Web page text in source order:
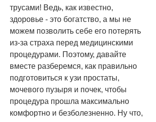
трусами! Ведь, как известно,
здоровье - это богатство, а мы не
можем позволить себе его потерять
из-за страха перед медицинскими
процедурами. Поэтому, давайте
вместе разберемся, как правильно
подготовиться к узи простаты,
мочевого пузыря и почек, чтобы
процедура прошла максимально
комфортно и безболезненно. Ну что,